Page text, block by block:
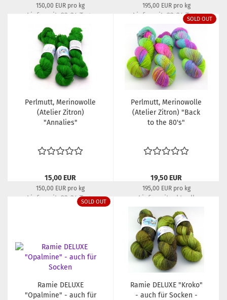
150,00 EUR pro kg
Lieferzeit: 22-24 Tage
195,00 EUR pro kg
Lieferzeit: 22-24 Tage
Perlmutt, Merinowolle
(Atelier Zitron)
"Annalies"
15,00 EUR
150,00 EUR pro kg
Lieferzeit: 22-24 Tage
SOLD OUT
Perlmutt, Merinowolle
(Atelier Zitron) "Back
to the 80's"
19,50 EUR
195,00 EUR pro kg
Lieferzeit:
aktuell
ausverkauft
SOLD OUT
Ramie DELUXE
"Opalmine" - auch für
Ramie DELUXE "Kroko"
- auch für Socken -